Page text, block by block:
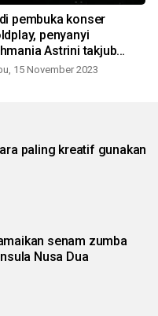
pembuka konser
penyanyi
Astrini takjub
manusia
15 November 2023
paling kreatif gunakan
senam zumba
Nusa Dua